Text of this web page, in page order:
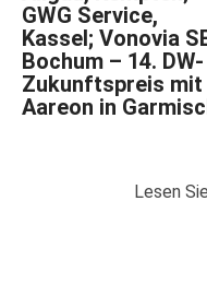
GWG Service,
Kassel; Vonovia
Bochum – 14. DW-
Zukunftspreis mit
Aareon in
Lesen